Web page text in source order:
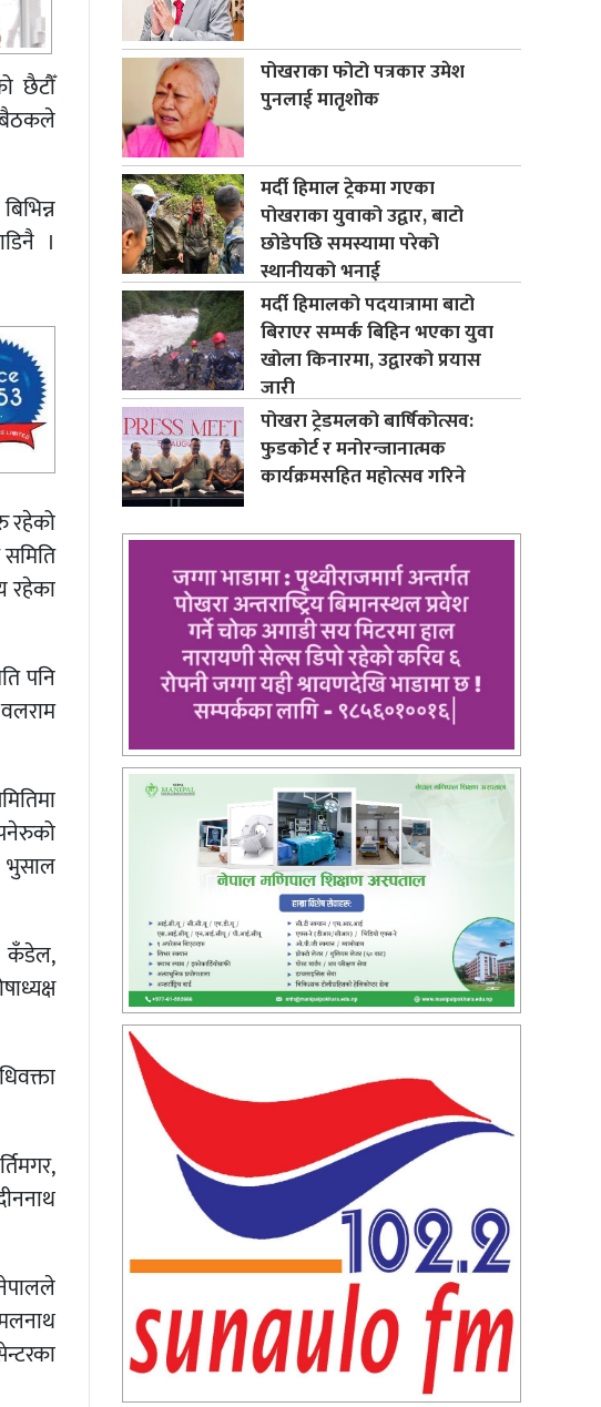
छैटौँ
बैठकले
।
रहेको
रहेका
पनि
भुसाल
कँडेल,
पोखराका फोटो पत्रकार उमेश
पुनलाई मातृशोक
मर्दी हिमाल ट्रेकमा गएका
पोखराका युवाको उद्वार, बाटो
छोडेपछि समस्यामा परेको
स्थानीयको भनाई
मर्दी हिमालको पदयात्रामा बाटो
बिराएर सम्पर्क बिहिन भएका युवा
खोला किनारमा, उद्वारको प्रयास
जारी
पोखरा ट्रेडमलको बार्षिकोत्सव:
फुडकोर्ट र मनोरन्जानात्मक
कार्यक्रमसहित महोत्सव गरिने